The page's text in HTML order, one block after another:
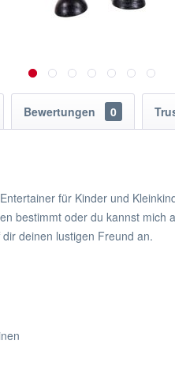
Bewertungen 0
für Kinder und
bestimmt oder du kannst
deinen lustigen Freund an.